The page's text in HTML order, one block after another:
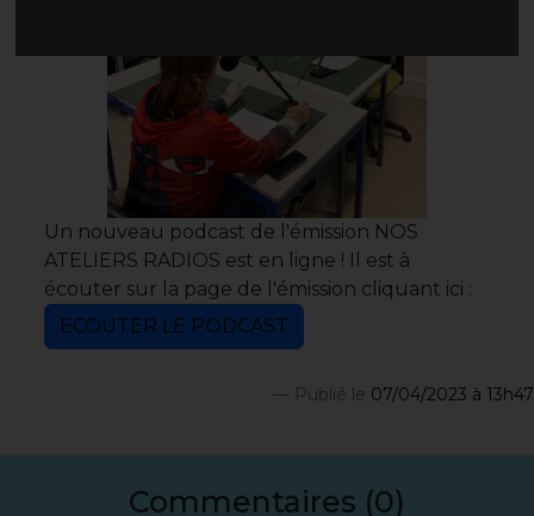
Un nouveau podcast de l'émission NOS
ATELIERS RADIOS est en ligne ! Il est à
écouter sur la page de l'émission cliquant ici :
ECOUTER LE PODCAST
Publié le 07/04/2023 à 13h47
Commentaires (0)